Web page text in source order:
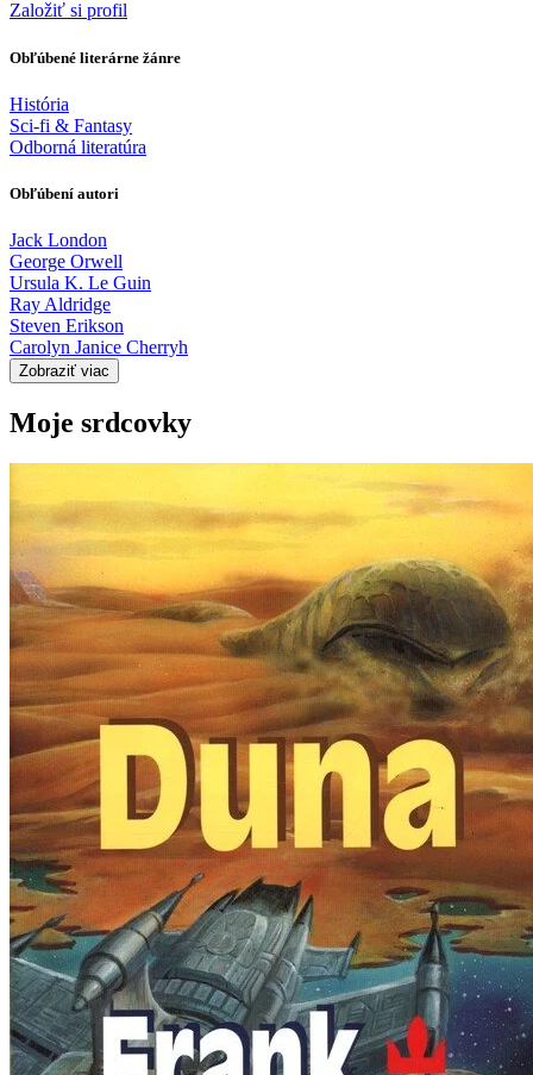
Založiť si profil
Obľúbené literárne žánre
História
Sci-fi & Fantasy
Odborná literatúra
Obľúbení autori
Jack London
George Orwell
Ursula K. Le Guin
Ray Aldridge
Steven Erikson
Carolyn Janice Cherryh
Zobraziť viac
Moje srdcovky